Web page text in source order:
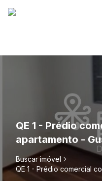
QE 1 - Prédio
apartamento -
Buscar imóvel
QE 1 - Prédio comercial